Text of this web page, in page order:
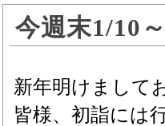
今週末1/10
新年明けまして
皆様、初詣には